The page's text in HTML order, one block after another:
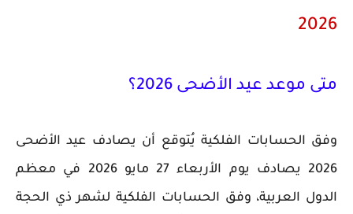
2026
متى موعد عيد الأضحى 2026؟
وفق الحسابات الفلكية يُتوقع أن يصادف عيد الأضحى
2026 يصادف يوم الأربعاء 27 مايو 2026 في معظم
الدول العربية، وفق الحسابات الفلكية لشهر ذي الحجة